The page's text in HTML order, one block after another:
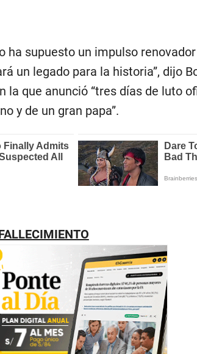
ha supuesto un impulso
un legado para la historia”, dijo
la que anunció “tres días de luto
y de un gran papa”.